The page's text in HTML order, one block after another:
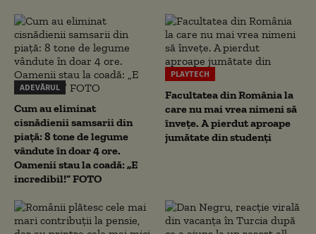
ADEVĂRUL
Cum au eliminat
cisnădienii samsarii din
piață: 8 tone de legume
vândute în doar 4 ore.
Oamenii stau la coadă: „E
incredibil!” FOTO
PLAYTECH
Facultatea din România la
care nu mai vrea nimeni să
înveţe. A pierdut aproape
jumătate din studenţi